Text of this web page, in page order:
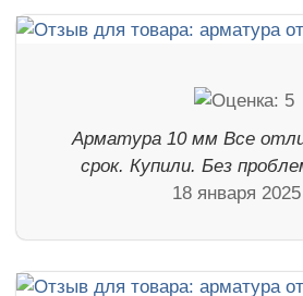
Арматура 10 мм Все
срок. Купили. Без
18 января 2025